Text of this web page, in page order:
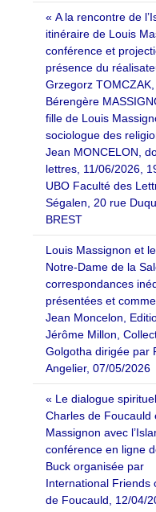
« A la rencontre de
itinéraire de Louis
conférence et
présence du
Grzegorz TOMCZAK,
Bérengère
fille de Louis
sociologue des
Jean MONCELON,
lettres, 11/06/2026,
UBO Faculté des
Ségalen, 20 rue
BREST
Louis Massignon et
Notre-Dame de la
correspondances
présentées et
Jean Moncelon,
Jérôme Millon,
Golgotha dirigée par
Angelier, 07/05/2026
« Le dialogue
Charles de Foucauld
Massignon avec
conférence en ligne
Buck organisée par
International Friends
de Foucauld, 12/04/